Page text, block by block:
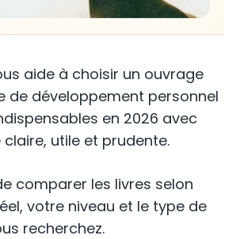
aide à choisir un ouvrage
de développement personnel
en 2026 avec
utile et prudente.
comparer les livres selon
votre niveau et le type de
recherchez.